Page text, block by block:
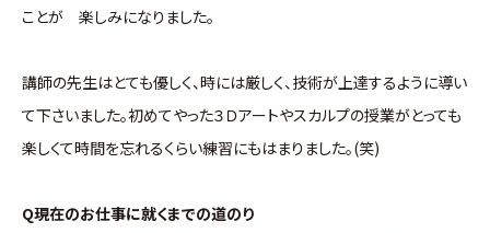
ことが 楽しみになりました。
講師の先生はとても優しく、時には厳しく、技術が上達するように導い
て下さいました。初めてやった３Ｄアートやスカルプの授業がとっても
楽しくて時間を忘れるくらい練習にもはまりました。(笑)
Q現在のお仕事に就くまでの道のり